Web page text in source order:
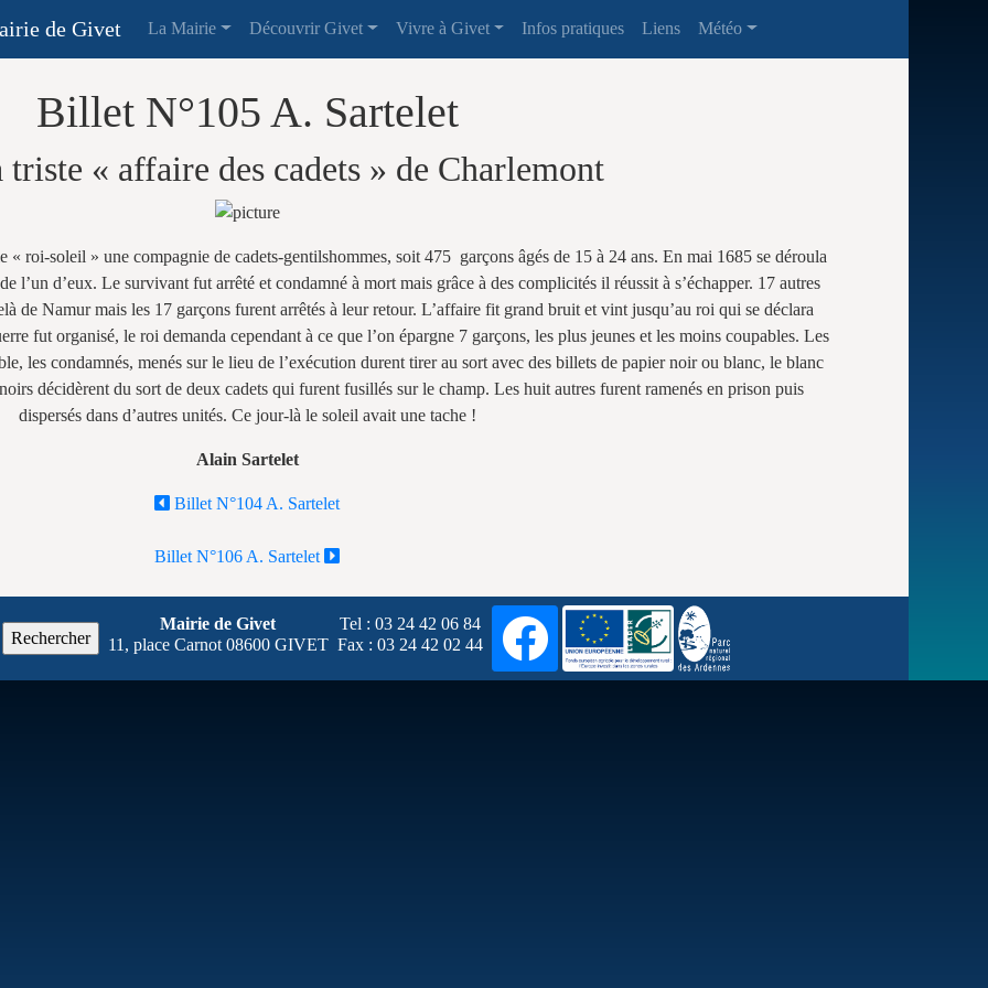
de Givet La Mairie Découvrir Givet Vivre à Givet Infos pratiques Liens Météo
Billet N°105 A. Sartelet
triste « affaire des cadets » de Charlemont
roi-soleil » une compagnie de cadets-gentilshommes, soit 475 garçons âgés de 15 à 24 ans. En mai 1685 se déroula
l’un d’eux. Le survivant fut arrêté et condamné à mort mais grâce à des complicités il réussit à s’échapper. 17 autres
de Namur mais les 17 garçons furent arrêtés à leur retour. L’affaire fit grand bruit et vint jusqu’au roi qui se déclara
fut organisé, le roi demanda cependant à ce que l’on épargne 7 garçons, les plus jeunes et les moins coupables. Les
les condamnés, menés sur le lieu de l’exécution durent tirer au sort avec des billets de papier noir ou blanc, le blanc
décidèrent du sort de deux cadets qui furent fusillés sur le champ. Les huit autres furent ramenés en prison puis
dispersés dans d’autres unités. Ce jour-là le soleil avait une tache !
Alain Sartelet
Billet N°104 A. Sartelet
Billet N°106 A. Sartelet
Mairie de Givet
11, place Carnot 08600 GIVET
Tel : 03 2442 0684
Fax : 03 24 42 02 44